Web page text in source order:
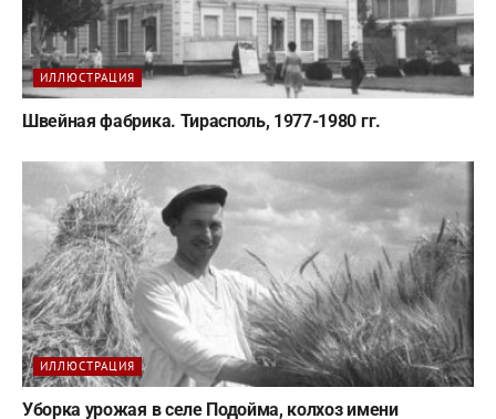
ИЛЛЮСТРАЦИЯ
Швейная фабрика. Тирасполь, 1977-1980 гг.
ИЛЛЮСТРАЦИЯ
Уборка урожая в селе Подойма, колхоз имени